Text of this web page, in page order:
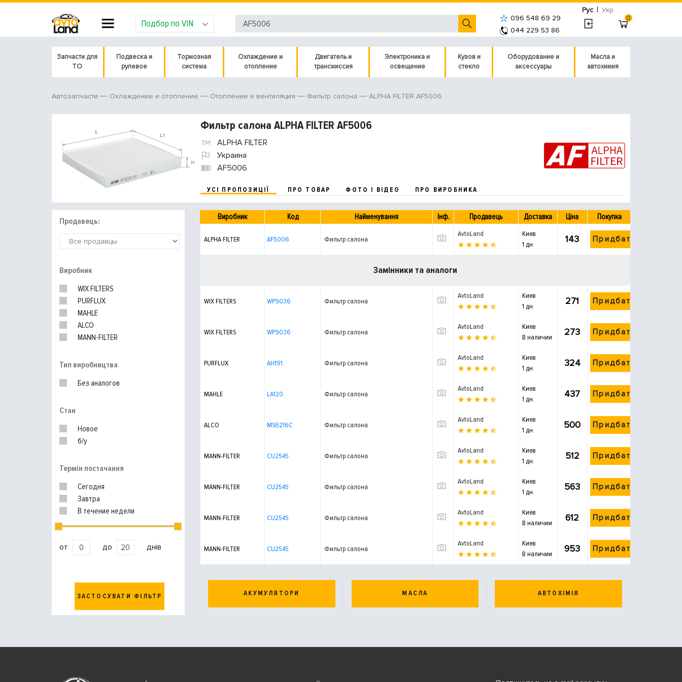
Рус | Укр
Подбор по VIN
096 548 69 29
044 229 53 86
0
Запчасти для
ТО
Подвеска и
рулевое
Тормозная
система
Охлаждение и
отопление
Двигатель и
трансмиссия
Электроника и
освещение
Кузов и
стекло
Оборудование и
аксессуары
Масла и
автохимия
Автозапчасти Охлаждение и отопление Отопление и вентиляция Фильтр салона ALPHA FILTER AF5006
Фильтр салона ALPHA FILTER AF5006
ALPHA FILTER
Украина
AF5006
УСІ ПРОПОЗИЦІЇ ПРО ТОВАР ФОТО І ВІДЕО ПРО ВИРОБНИКА
Продавець:
Виробник
WIX FILTERS
PURFLUX
MAHLE
ALCO
MANN-FILTER
Тип виробництва
Без аналогов
Стан
Новое
б/у
Термін постачання
Сегодня
Завтра
В течение недели
от до днів
ЗАСТОСУВАТИ ФІЛЬТР
Виробник Код Найменування Інф. Продавець Доставка Ціна Покупка
ALPHA FILTER AF5006 Фильтр салона
AvtoLand
Киев
1 дн.
143 Придбати
Замінники та аналоги
WIX FILTERS WP9036 Фильтр салона
AvtoLand
Киев
1 дн.
271 Придбати
WIX FILTERS WP9036 Фильтр салона
AvtoLand
Киев
В наличии
273 Придбати
PURFLUX AH191 Фильтр салона
AvtoLand
Киев
1 дн.
324 Придбати
MAHLE LA120 Фильтр салона
AvtoLand
Киев
1 дн.
437 Придбати
ALCO MS6216C Фильтр салона
AvtoLand
Киев
1 дн.
500 Придбати
MANN-FILTER CU2545 Фильтр салона
AvtoLand
Киев
1 дн.
512 Придбати
MANN-FILTER CU2545 Фильтр салона
AvtoLand
Киев
1 дн.
563 Придбати
MANN-FILTER CU2545 Фильтр салона
AvtoLand
Киев
В наличии
612 Придбати
MANN-FILTER CU2545 Фильтр салона
AvtoLand
Киев
В наличии
953 Придбати
АКУМУЛЯТОРИ МАСЛА АВТОХІМІЯ